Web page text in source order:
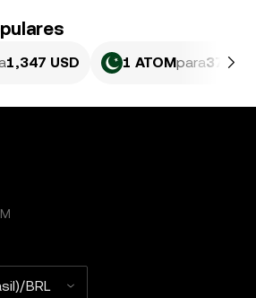
1,347 USD 1 ATOMpara374,12
BRL